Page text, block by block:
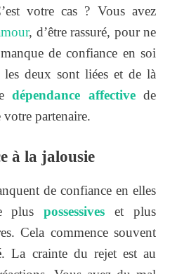
votre cas ? Vous avez
, d’être rassuré, pour ne
de confiance en soi
deux sont liées et de là
dépendance affectivede
votre partenaire.
à la jalousie
de confiance en elles
pluspossessiveset plus
Cela commence souvent
. La crainte du rejet est au